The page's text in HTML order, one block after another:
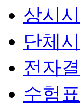
상시
단체
전자
수험